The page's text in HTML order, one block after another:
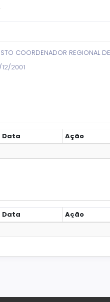
COORDENADOR REGIONAL
2001
Data Ação
Data Ação